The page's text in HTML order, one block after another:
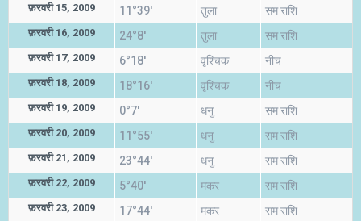
फ़रवरी 15, 2009 11°39' तुला सम राशि
फ़रवरी 16, 2009 24°8' तुला सम राशि
फ़रवरी 17, 2009 6°18' वृश्चिक नीच
फ़रवरी 18, 2009 18°16' वृश्चिक नीच
फ़रवरी 19, 2009 0°7' धनु सम राशि
फ़रवरी 20, 2009 11°55' धनु सम राशि
फ़रवरी 21, 2009 23°44' धनु सम राशि
फ़रवरी 22, 2009 5°40' मकर सम राशि
फ़रवरी 23, 2009 17°44' मकर सम राशि